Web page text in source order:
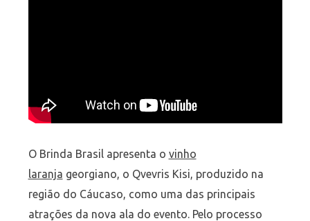
O Brinda Brasil apresenta o vinho
laranja georgiano, o Qvevris Kisi, produzido na
região do Cáucaso, como uma das principais
atrações da nova ala do evento. Pelo processo